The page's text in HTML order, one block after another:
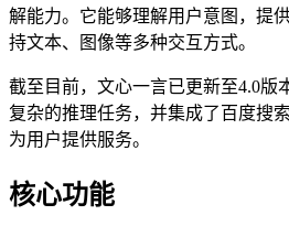
解能力。它能够理解用户意图，提
持文本、图像等多种交互方式。
截至目前，文心一言已更新至4.0版
复杂的推理任务，并集成了百度搜
为用户提供服务。
核心功能